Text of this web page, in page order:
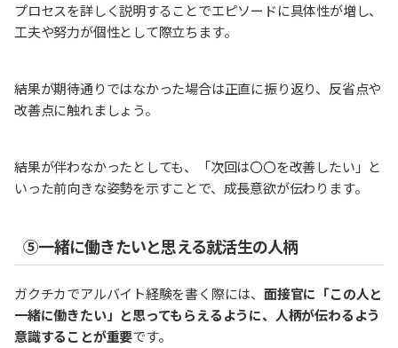
プロセスを詳しく説明することでエピソードに具体性が増し、
工夫や努力が個性として際立ちます。
結果が期待通りではなかった場合は正直に振り返り、反省点や
改善点に触れましょう。
結果が伴わなかったとしても、「次回は〇〇を改善したい」と
いった前向きな姿勢を示すことで、成長意欲が伝わります。
⑤一緒に働きたいと思える就活生の人柄
ガクチカでアルバイト経験を書く際には、面接官に「この人と
一緒に働きたい」と思ってもらえるように、人柄が伝わるよう
意識することが重要です。